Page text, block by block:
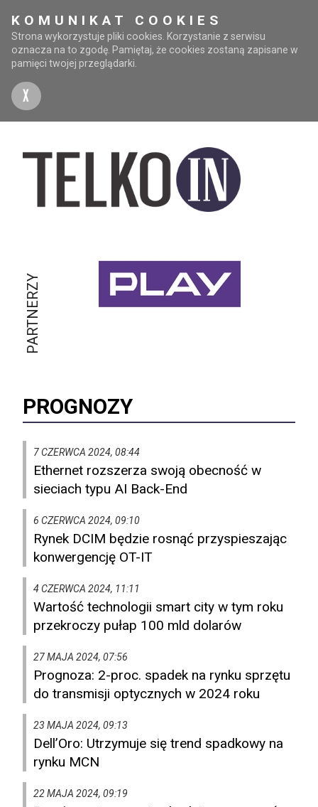
KOMUNIKAT COOKIES
Strona wykorzystuje pliki cookies. Korzystanie z serwisu
oznacza na to zgodę. Pamiętaj, że cookies zostaną zapisane w
pamięci twojej przeglądarki.
X
PARTNERZY
PROGNOZY
7 CZERWCA 2024, 08:44
Ethernet rozszerza swoją obecność w
sieciach typu AI Back-End
6 CZERWCA 2024, 09:10
Rynek DCIM będzie rosnąć przyspieszając
konwergencję OT-IT
4 CZERWCA 2024, 11:11
Wartość technologii smart city w tym roku
przekroczy pułap 100 mld dolarów
27 MAJA 2024, 07:56
Prognoza: 2-proc. spadek na rynku sprzętu
do transmisji optycznych w 2024 roku
23 MAJA 2024, 09:13
Dell’Oro: Utrzymuje się trend spadkowy na
rynku MCN
22 MAJA 2024, 09:19